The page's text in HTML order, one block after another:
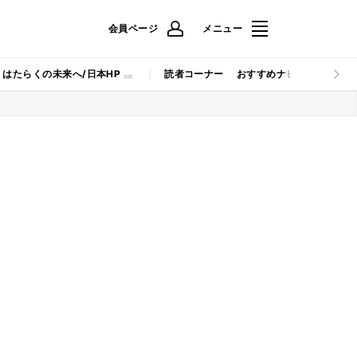
会員ページ メニュー
はたらくの未来へ/日本HP 読者コーナー おすすめナビ マイナビ